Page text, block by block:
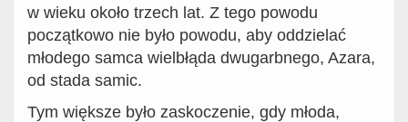
w wieku około trzech lat. Z tego powodu
początkowo nie było powodu, aby oddzielać
młodego samca wielbłąda dwugarbnego, Azara,
od stada samic.
Tym większe było zaskoczenie, gdy młoda,